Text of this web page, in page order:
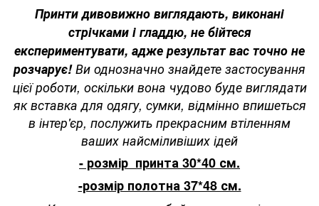
Принти дивовижно виглядають, виконані
стрічками і гладдю, не бійтеся
експериментувати, адже результат вас точно не
розчарує! Ви однозначно знайдете застосування
цієї роботи, оскільки вона чудово буде виглядати
як вставка для одягу, сумки, відмінно впишеться
в інтер'єр, послужить прекрасним втіленням
ваших найсміливіших ідей
- розмір принта 30*40 см.
-розмір полотна 37*48 см.